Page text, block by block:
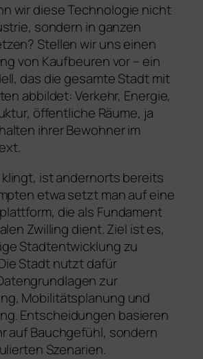
wir diese Technologie nicht
sondern in ganzen
Stellen wir uns einen
von Kaufbeuren vor – ein
das die gesamte Stadt mit
abbildet: Verkehr, Energie,
öffentliche Räume, ja
ihrer Bewohner im
ist andernorts bereits
etwa setzt man auf eine
die als Fundament
Zwilling dient. Ziel ist es,
Stadtentwicklung zu
Stadt nutzt dafür
zur
Mobilitätsplanung und
Entscheidungen basieren
auf Bauchgefühl, sondern
Szenarien.